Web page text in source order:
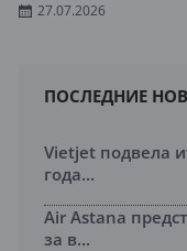
27.07.2026
ПОСЛЕДНИЕ
Vietjet подвела
года...
Air Astana
за в...